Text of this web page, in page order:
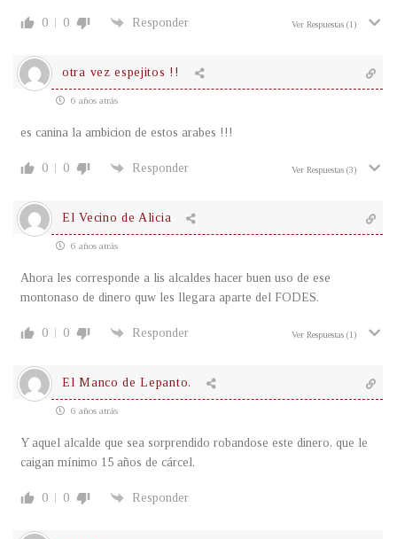
0 0 Responder Ver Respuestas (1)
otra vez espejitos !!
6 años atrás
es canina la ambicion de estos arabes !!!
0 0 Responder Ver Respuestas (3)
El Vecino de Alicia
6 años atrás
Ahora les corresponde a lis alcaldes hacer buen uso de ese
montonaso de dinero quw les llegara aparte del FODES.
0 0 Responder Ver Respuestas (1)
El Manco de Lepanto.
6 años atrás
Y aquel alcalde que sea sorprendido robandose este dinero, que le
caigan mínimo 15 años de cárcel.
0 0 Responder